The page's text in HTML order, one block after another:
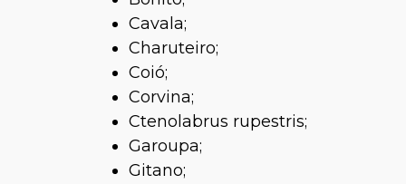
Cavala;
Charuteiro;
Coió;
Corvina;
Ctenolabrus rupestris;
Garoupa;
Gitano;